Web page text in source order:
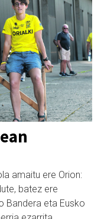
amaitu ere Orion:
batez ere
Bandera eta Eusko